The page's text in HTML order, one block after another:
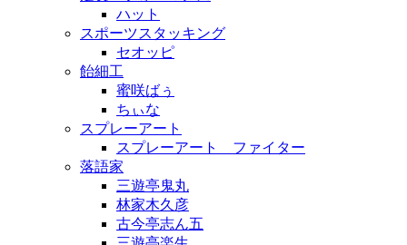
ハット
スポーツスタッキング
セオッピ
飴細工
蜜咲ばぅ
ちぃな
スプレーアート
スプレーアート ファイター
落語家
三遊亭鬼丸
林家木久彦
古今亭志ん五